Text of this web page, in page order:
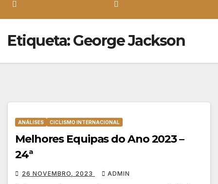
Etiqueta:George Jackson
ANÁLISES CICLISMO INTERNACIONAL
Melhores Equipas do Ano 2023 –
24ª
26 NOVEMBRO, 2023 ADMIN